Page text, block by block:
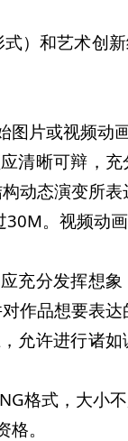
）和艺术创
图片或视频
清晰可辩，
动态演变所表
30M。视频
充分发挥想
作品想要表达
允许进行诸
格式，大小
。